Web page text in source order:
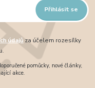
Přihlásit se
údajůza účelem rozesílky
pomůcky, nové články,
akce.